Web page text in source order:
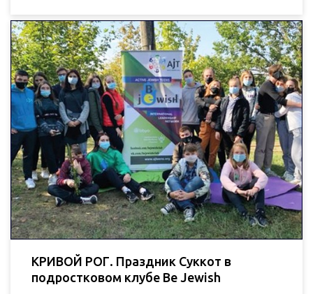
КРИВОЙ РОГ. Праздник Суккот в
подростковом клубе Be Jewish